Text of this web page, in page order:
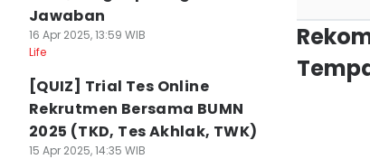
Jawaban
16 Apr 2025, 13:59 WIB
Life
[QUIZ] Trial Tes Online
Rekrutmen Bersama BUMN
2025 (TKD, Tes Akhlak, TWK)
15 Apr 2025, 14:35 WIB